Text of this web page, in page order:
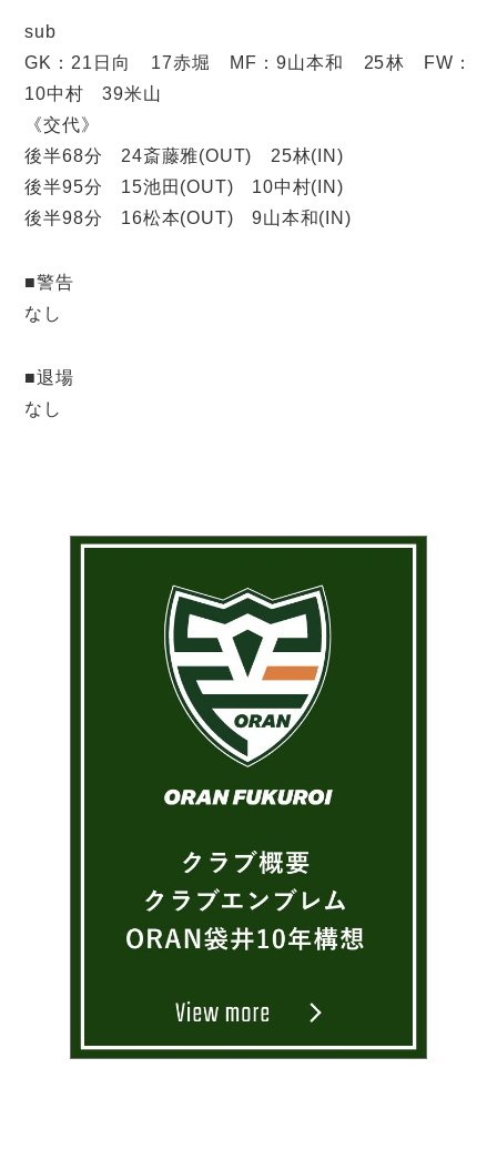
sub
GK：21日向 17赤堀 MF：9山本和 25林 FW：
10中村 39米山
《交代》
後半68分 24斎藤雅(OUT) 25林(IN)
後半95分 15池田(OUT) 10中村(IN)
後半98分 16松本(OUT) 9山本和(IN)
■警告
なし
■退場
なし